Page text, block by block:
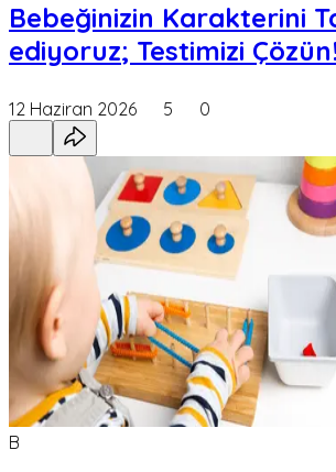
Bebeğinizin Karakterini
ediyoruz; Testimizi
12 Haziran 2026 5 0
B